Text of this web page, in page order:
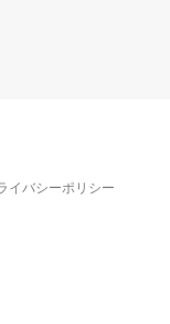
イバシーポリシー